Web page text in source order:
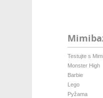
Testujte s
Monster High
Barbie
Lego
Pyžama